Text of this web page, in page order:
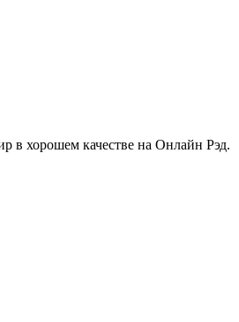
в хорошем качестве на Онлайн Рэд.